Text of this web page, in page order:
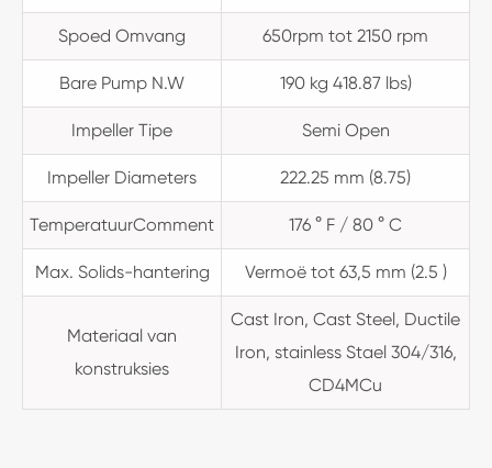
Spoed Omvang 650rpm tot 2150 rpm
Bare Pump N.W 190 kg 418.87 lbs)
Impeller Tipe Semi Open
Impeller Diameters 222.25 mm (8.75)
TemperatuurComment 176 ° F / 80 ° C
Max. Solids-hantering Vermoë tot 63,5 mm (2.5 )
Materiaal van
konstruksies
Cast Iron, Cast Steel, Ductile
Iron, stainless Stael 304/316,
CD4MCu